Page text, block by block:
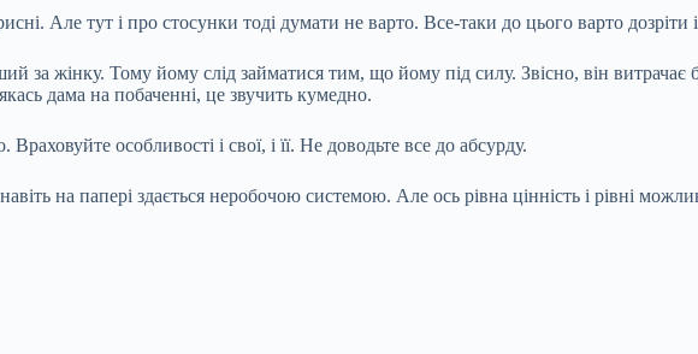
Але тут і про стосунки тоді думати не варто. Все-таки до цього варто дозріти і
за жінку. Тому йому слід займатися тим, що йому під силу. Звісно, він витрачає
дама на побаченні, це звучить кумедно.
особливості і свої, і її. Не доводьте все до абсурду.
на папері здається неробочою системою. Але ось рівна цінність і рівні